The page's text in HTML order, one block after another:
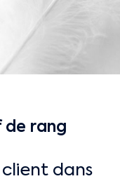
de rang
client dans